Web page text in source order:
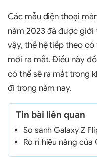
Các mẫu điện thoại
năm 2023 đã được giới
vậy, thế hệ tiếp theo
mới ra mắt. Điều này
có thể sẽ ra mắt trong
đi trong năm nay.
Tin bài liên quan
So sánh Galaxy Z
Rò rỉ hiệu năng của